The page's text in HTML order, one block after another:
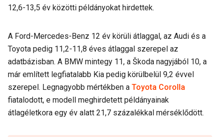
12,6-13,5 év közötti példányokat hirdettek.
A Ford-Mercedes-Benz 12 év körüli átlaggal, az Audi és a
Toyota pedig 11,2-11,8 éves átlaggal szerepel az
adatbázisban. A BMW mintegy 11, a Škoda nagyjából 10, a
már említett legfiatalabb Kia pedig körülbelül 9,2 évvel
szerepel. Legnagyobb mértékben a Toyota Corolla
fiatalodott, e modell meghirdetett példányainak
átlagéletkora egy év alatt 21,7 százalékkal mérséklődött.